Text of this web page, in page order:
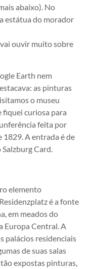
abaixo). No
estátua do morador
ouvir muito sobre
Earth nem
as pinturas
o museu
fiquei curiosa para
feita por
1829. A entrada é de
Card.
elemento
é a fonte
em meados do
Europa Central. A
palácios residenciais
de suas salas
expostas pinturas,